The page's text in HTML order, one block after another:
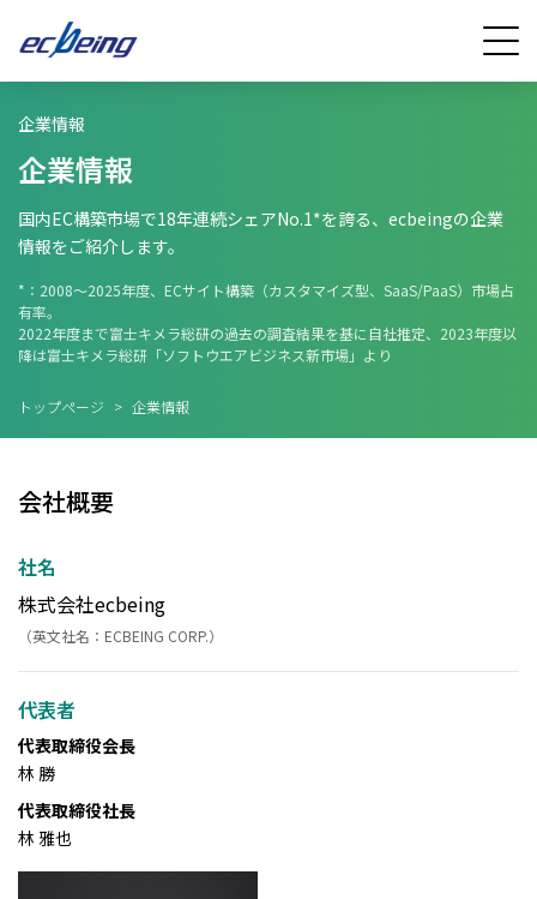
企業情報
企業情報
国内EC構築市場で18年連続シェアNo.1*を誇る、ecbeingの企業
情報をご紹介します。
*：2008～2025年度、ECサイト構築（カスタマイズ型、SaaS/PaaS）市場占
有率。
2022年度まで富士キメラ総研の過去の調査結果を基に自社推定、2023年度以
降は富士キメラ総研「ソフトウエアビジネス新市場」より
トップページ > 企業情報
会社概要
社名
株式会社ecbeing
（英文社名：ECBEING CORP.）
代表者
代表取締役会長
林 勝
代表取締役社長
林 雅也